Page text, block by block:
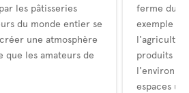
les pâtisseries
du monde entier se
une atmosphère
que les amateurs de
ferme
exemple
produits
espaces